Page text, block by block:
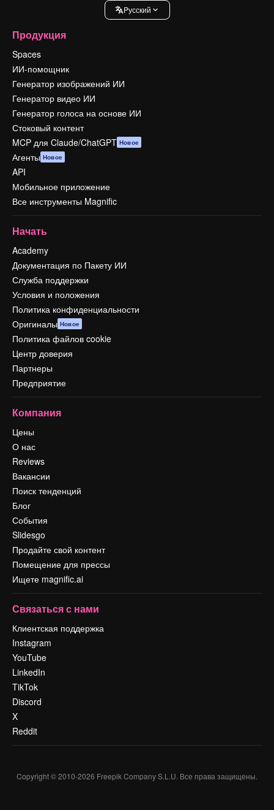
Pусский
Продукция
Spaces
ИИ-помощник
Генератор изображений ИИ
Генератор видео ИИ
Генератор голоса на основе ИИ
Стоковый контент
MCP для Claude/ChatGPT Новое
Агенты Новое
API
Мобильное приложение
Все инструменты Magnific
Начать
Academy
Документация по Пакету ИИ
Служба поддержки
Условия и положения
Политика конфиденциальности
Оригиналы Новое
Политика файлов cookie
Центр доверия
Партнеры
Предприятие
Компания
Цены
О нас
Reviews
Вакансии
Поиск тенденций
Блог
События
Slidesgo
Продайте свой контент
Помещение для прессы
Ищете magnific.ai
Связаться с нами
Клиентская поддержка
Instagram
YouTube
LinkedIn
TikTok
Discord
X
Reddit
Copyright © 2010-2026 Freepik Company S.L.U. Все права защищены.